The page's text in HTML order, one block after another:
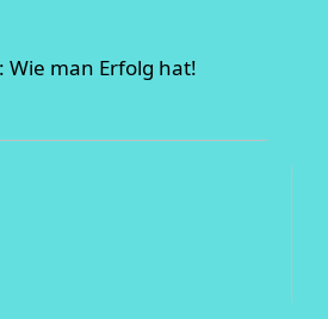
Wie man Erfolg hat!